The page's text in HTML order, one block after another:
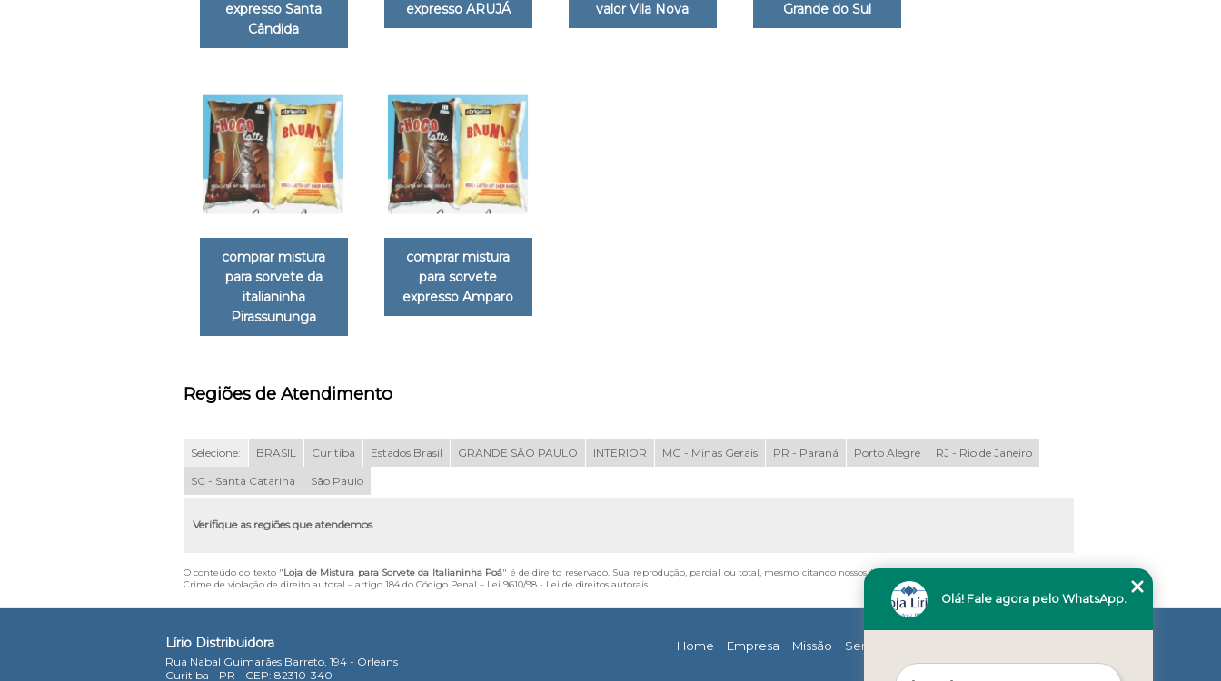
expresso Santa
Cândida
expresso ARUJÁ
valor Vila Nova
Grande do Sul
comprar mistura
para sorvete da
italianinha
Pirassununga
comprar mistura
para sorvete
expresso Amparo
Regiões de Atendimento
Selecione: BRASIL Curitiba Estados Brasil GRANDE SÃO PAULO INTERIOR MG - Minas Gerais PR - Paraná Porto Alegre RJ - Rio de Janeiro
SC - Santa Catarina São Paulo
Verifique as regiões que atendemos
O conteúdo do texto "Loja de Mistura para Sorvete da Italianinha Poá" é de direito reservado. Sua reprodução, parcial ou total, mesmo citando nossos links, é proibida sem a autorização do autor.
Crime de violação de direito autoral – artigo 184 do Código Penal – Lei 9610/98 - Lei de direitos autorais.
Lírio Distribuidora
Rua Nabal Guimarães Barreto, 194 - Orleans
Curitiba - PR - CEP: 82310-340
Home Empresa Missão Serviços
Olá! Fale agora pelo WhatsApp.